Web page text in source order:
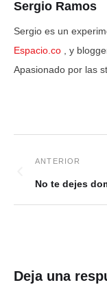
Sergio Ramos
Sergio es un
Espacio.co
, y
Apasionado por las
No te dejes
Deja una